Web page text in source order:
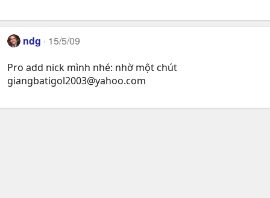
ndg 15/5/09
Pro add nick mình nhé: nhờ một chút
giangbatigol2003@yahoo.com